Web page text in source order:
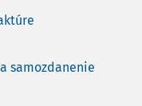
samozdanenie